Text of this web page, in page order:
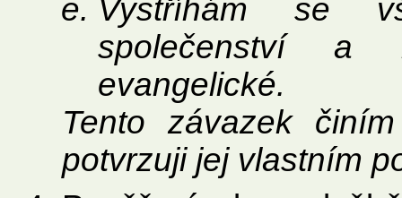
Vystříhám se
společenství a
evangelické.
Tento závazek
potvrzuji jej vlastním